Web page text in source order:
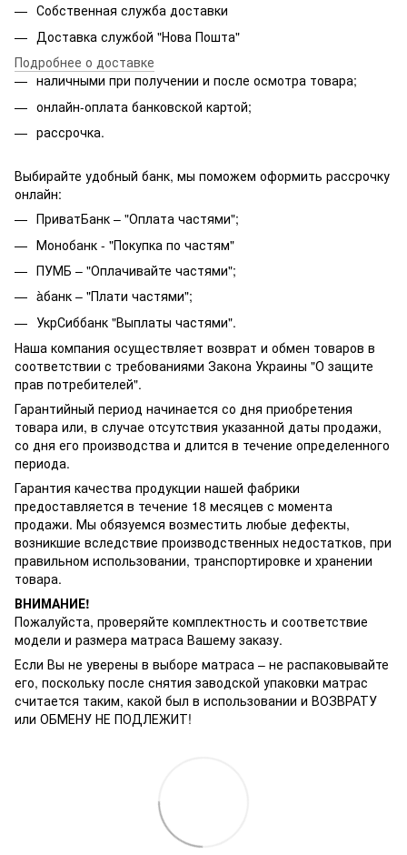
Собственная служба доставки
Доставка службой "Нова Пошта"
Подробнее о доставке
наличными при получении и после осмотра товара;
онлайн-оплата банковской картой;
рассрочка.
Выбирайте удобный банк, мы поможем оформить рассрочку
онлайн:
ПриватБанк – "Оплата частями";
Монобанк - "Покупка по частям"
ПУМБ – "Оплачивайте частями";
àбанк – "Плати частями";
УкрСиббанк "Выплаты частями".
Наша компания осуществляет возврат и обмен товаров в
соответствии с требованиями Закона Украины "О защите
прав потребителей".
Гарантийный период начинается со дня приобретения
товара или, в случае отсутствия указанной даты продажи,
со дня его производства и длится в течение определенного
периода.
Гарантия качества продукции нашей фабрики
предоставляется в течение 18 месяцев с момента
продажи. Мы обязуемся возместить любые дефекты,
возникшие вследствие производственных недостатков, при
правильном использовании, транспортировке и хранении
товара.
ВНИМАНИЕ!
Пожалуйста, проверяйте комплектность и соответствие
модели и размера матраса Вашему заказу.
Если Вы не уверены в выборе матраса – не распаковывайте
его, поскольку после снятия заводской упаковки матрас
считается таким, какой был в использовании и ВОЗВРАТУ
или ОБМЕНУ НЕ ПОДЛЕЖИТ!